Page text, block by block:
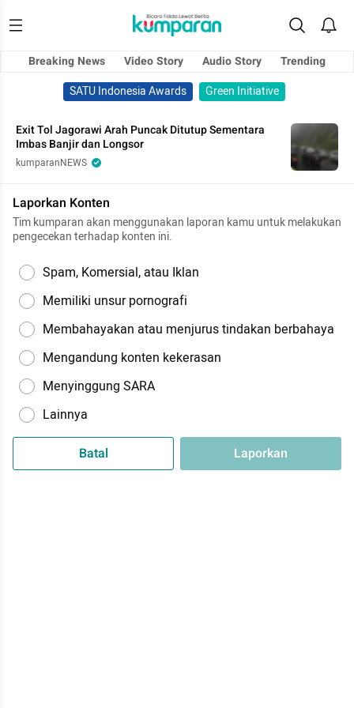
Breaking News Video Story Audio Story
Trending
SATU Indonesia Awards
Green Initiative
Exit Tol Jagorawi Arah Puncak Ditutup Sementara
Imbas Banjir dan Longsor
kumparanNEWS
Laporkan Konten
Tim kumparan akan menggunakan laporan kamu untuk melakukan
pengecekan terhadap konten ini.
Spam, Komersial, atau Iklan
Memiliki unsur pornografi
Membahayakan atau menjurus tindakan berbahaya
Mengandung konten kekerasan
Menyinggung SARA
Lainnya
Batal Laporkan